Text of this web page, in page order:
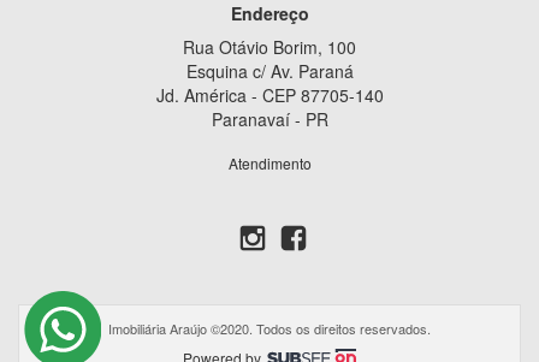
Endereço
Rua Otávio Borim, 100
Esquina c/ Av. Paraná
Jd. América - CEP 87705-140
Paranavaí - PR
Atendimento
Imobiliária Araújo ©2020. Todos os direitos reservados.
Powered by